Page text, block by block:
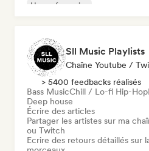
House française
Sll Music Playlists
> 5400 feedbacks réalisés
Bass MusicChill / Lo-fi Hip-Hop
Deep house
Écrire des articles
Partager les artistes sur ma
ou Twitch
Ecrire des retours détaillés sur